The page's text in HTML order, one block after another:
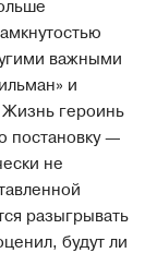
важными
и
героинь
постановку —
не
разыгрывать
будут ли